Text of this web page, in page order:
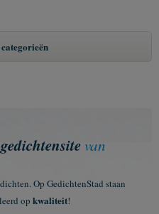
van
Op GedichtenStad staan
op kwaliteit!